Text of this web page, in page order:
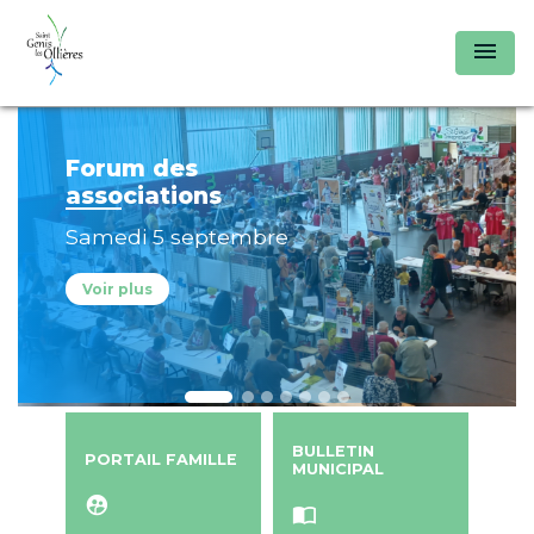
menu
Forum des
associations
Samedi 5 septembre
Voir plus
PORTAIL FAMILLE
supervised_user_circle
BULLETIN
MUNICIPAL
import_contacts